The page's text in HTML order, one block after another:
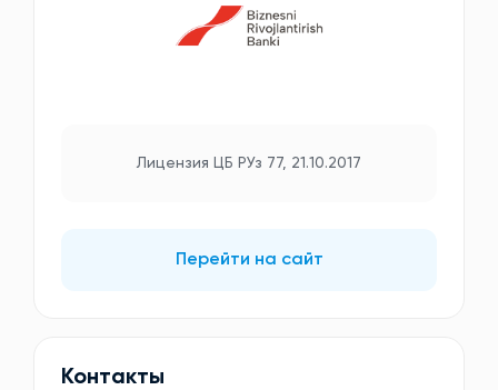
Лицензия ЦБ РУз 77, 21.10.2017
Перейти на сайт
Контакты